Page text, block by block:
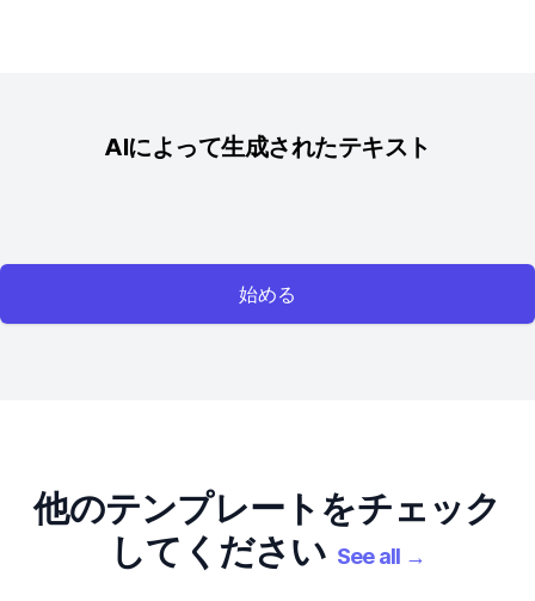
AIによって生成されたテキスト
始める
他のテンプレートをチェック
してください See all →